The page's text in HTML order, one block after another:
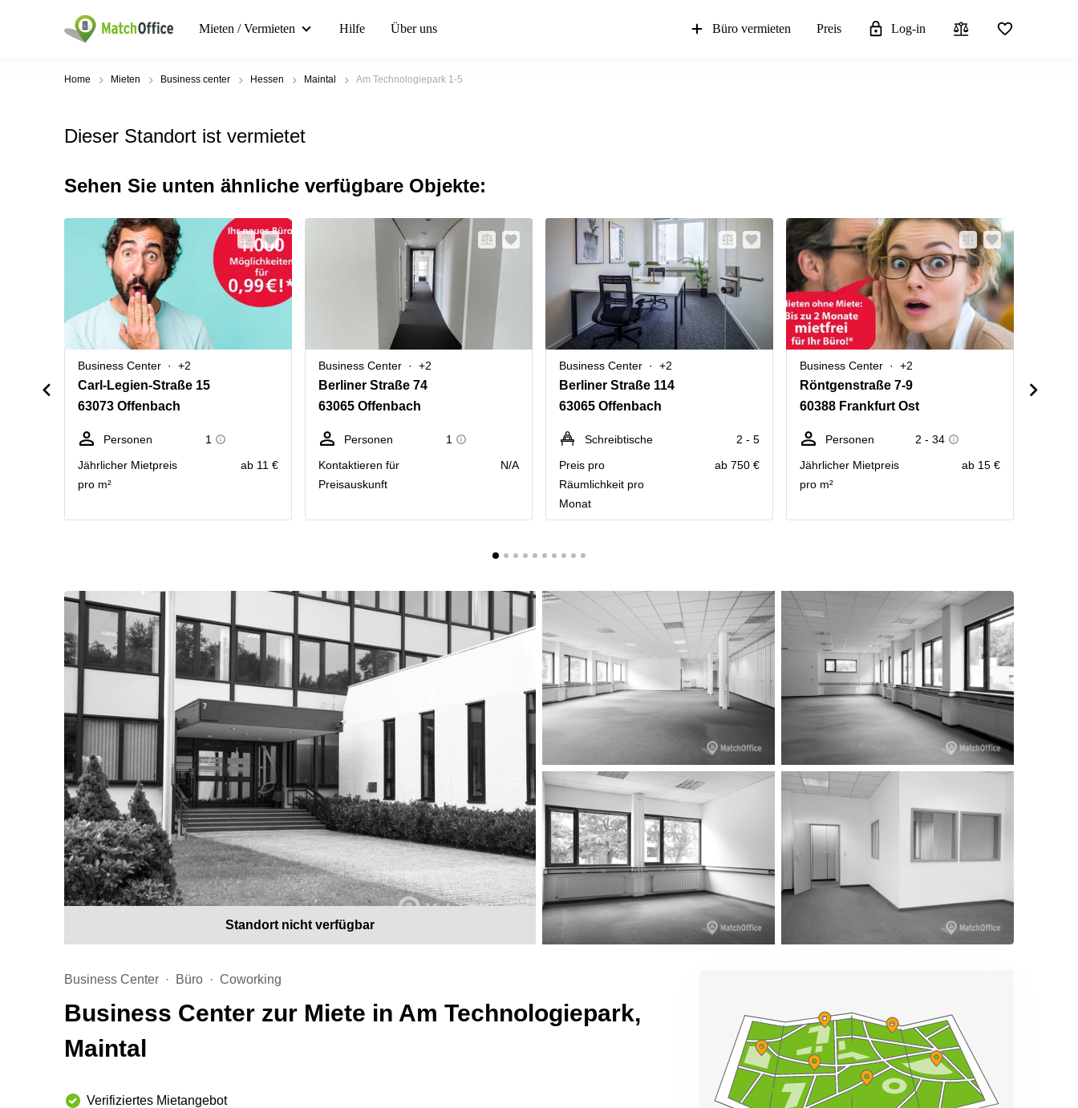
Mieten / Vermieten Hilfe Über uns Büro vermieten Preis Log-in
Home Mieten Business center Hessen Maintal Am Technologiepark 1-5
Dieser Standort ist vermietet
Sehen Sie unten ähnliche verfügbare Objekte:
Business Center +2
Carl-Legien-Straße 15
63073 Offenbach
Personen
1
Jährlicher Mietpreis
pro m²
ab 11 €
Business Center +2
Berliner Straße 74
63065 Offenbach
Personen
1
Kontaktieren für
Preisauskunft
N/A
Business Center +2
Berliner Straße 114
63065 Offenbach
Schreibtische
2 - 5
Preis pro
Räumlichkeit pro
Monat
ab 750 €
Business Center +2
Röntgenstraße 7-9
60388 Frankfurt Ost
Personen
2 - 34
Jährlicher Mietpreis
pro m²
ab 15 €
Standort nicht verfügbar
Business Center Büro Coworking
Business Center zur Miete in Am Technologiepark,
Maintal
Verifiziertes Mietangebot